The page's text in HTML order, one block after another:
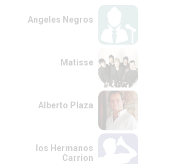
Angeles Negros
Matisse
Alberto Plaza
los Hermanos
Carrion